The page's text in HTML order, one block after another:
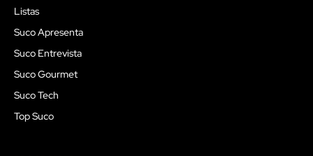
Listas
Suco Apresenta
Suco Entrevista
Suco Gourmet
Suco Tech
Top Suco